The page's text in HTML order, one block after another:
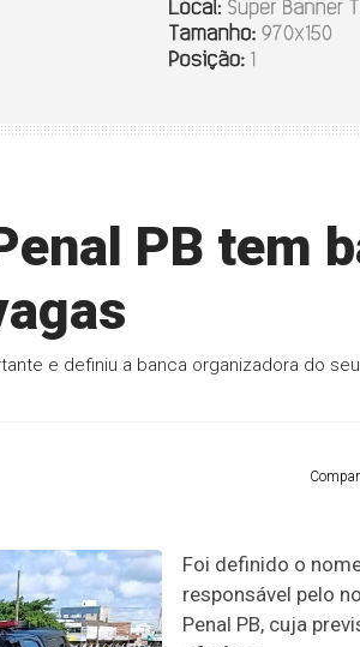
PB tem
e definiu a banca organizadora do
Foi definido o
responsável pelo
Penal PB, cuja